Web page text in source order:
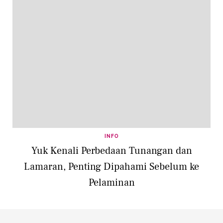
INFO
Yuk Kenali Perbedaan Tunangan dan
Lamaran, Penting Dipahami Sebelum ke
Pelaminan